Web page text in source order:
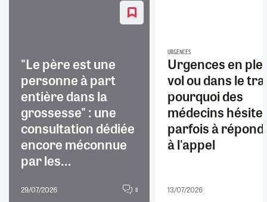
"Le père est une
personne à part
entière dans la
grossesse" : une
consultation dédiée
encore méconnue
par les...
29/07/2026 8
URGENCES
Urgences en
vol ou dans le
pourquoi des
médecins
parfois à
à l'appel
13/07/2026